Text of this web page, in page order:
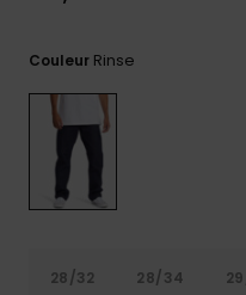
contact.
Couleur Rinse
28/32 28/34